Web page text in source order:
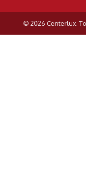
© 2026 Centerlux.